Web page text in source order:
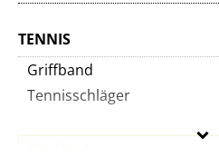
TENNIS
Griffband
Tennisschläger